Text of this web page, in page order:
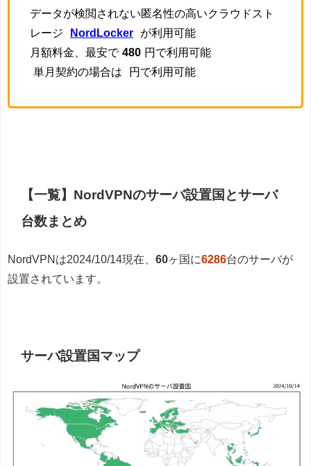
データが検閲されない匿名性の高いクラウドスト
レージ
NordLocker
が利用可能
月額料金、最安で 480 円で利用可能
単月契約の場合は
円で利用可能
【一覧】NordVPNのサーバ設置国とサーバ
台数まとめ
NordVPNは2024/10/14現在、 60ヶ国に6286台のサーバが
設置されています。
サーバ設置国マップ